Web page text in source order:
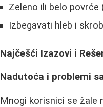
Zeleno ili belo povrće
Izbegavati hleb i
Najčešći Izazovi i
Nadutoća i problemi
Mnogi korisnici se žale